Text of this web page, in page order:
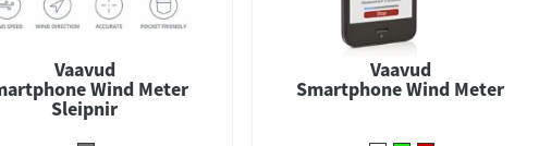
Vaavud
Wind Meter
Sleipnir
Vaavud
Smartphone Wind Meter